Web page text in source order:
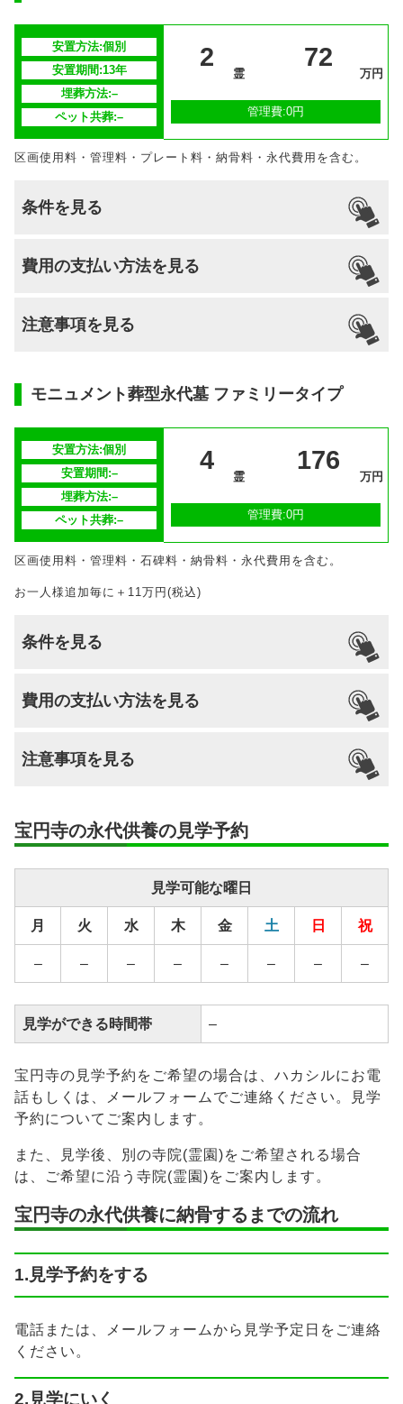
過後
供養方法
最後の納骨から13年間経過後、合祀墓へ埋
葬(期間の延長可)
継承者の有
無
安置方法:個別
安置期間:13年
埋葬方法:–
ペット共葬:–
2
霊
72
万円
管理費:0円
区画使用料・管理料・プレート料・納骨料・永代費用を含む。
条件を見る
国籍 宗派
納骨
生前申込
–
費用の支払い方法を見る
注意事項を見る
過後
供養方法
最後の納骨から13年間経過後、合祀墓へ埋
葬(期間の延長可)
継承者の有
無
モニュメント葬型永代墓 ファミリータイプ
安置方法:個別
安置期間:–
埋葬方法:–
ペット共葬:–
4
霊
176
万円
管理費:0円
区画使用料・管理料・石碑料・納骨料・永代費用を含む。
お一人様追加毎に＋11万円(税込)
条件を見る
国籍 宗派
納骨
生前申込
–
費用の支払い方法を見る
注意事項を見る
安置期間経
継承者の有
–
宝円寺の永代供養の見学予約
見学可能な曜日
月 火 水 木 金 土 日 祝
– – – – – – – –
見学ができる時間帯 –
宝円寺の見学予約をご希望の場合は、ハカシルにお電
話もしくは、メールフォームでご連絡ください。見学
予約についてご案内します。
また、見学後、別の寺院(霊園)をご希望される場合
は、ご希望に沿う寺院(霊園)をご案内します。
宝円寺の永代供養に納骨するまでの流れ
1.見学予約をする
電話または、メールフォームから見学予定日をご連絡
ください。
2.見学にいく